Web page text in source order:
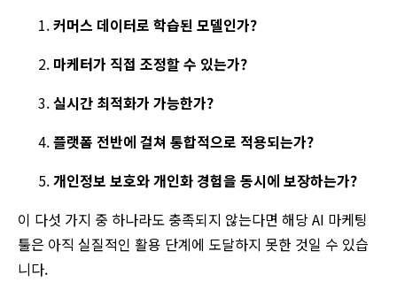
커머스 데이터로 학습된 모델인가?
마케터가 직접 조정할 수 있는가?
실시간 최적화가 가능한가?
플랫폼 전반에 걸쳐 통합적으로 적용되는가?
개인정보 보호와개인화 경험을 동시에 보장하는가?
이 다섯 가지 중 하나라도 충족되지 않는다면 해당 AI 마케팅
툴은 아직 실질적인 활용 단계에 도달하지 못한 것일 수 있습
니다.